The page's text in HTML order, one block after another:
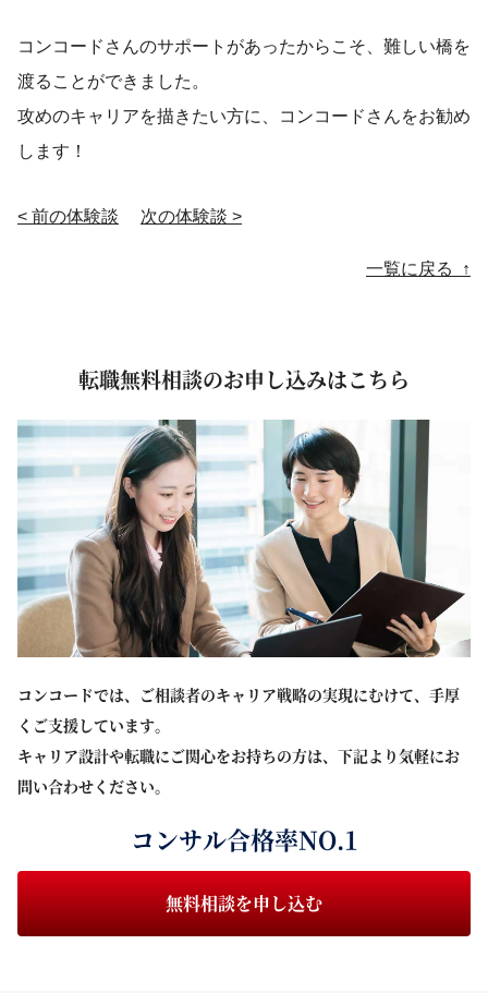
コンコードさんのサポートがあったからこそ、難しい橋を
渡ることができました。
攻めのキャリアを描きたい方に、コンコードさんをお勧め
します！
< 前の体験談 次の体験談 >
一覧に戻る ↑
転職無料相談のお申し込みはこちら
コンコードでは、ご相談者のキャリア戦略の実現にむけて、手厚
くご支援しています。
キャリア設計や転職にご関心をお持ちの方は、下記より気軽にお
問い合わせください。
コンサル合格率NO.1
無料相談を申し込む